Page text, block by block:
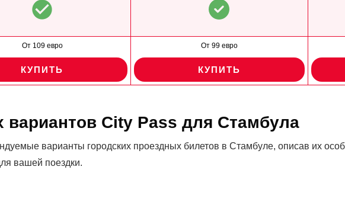
От 109 евро
КУПИТЬ
От 99 евро
КУПИТЬ
City Pass для Стамбула
варианты городских проездных билетов в Стамбуле, описав их
вашей поездки.